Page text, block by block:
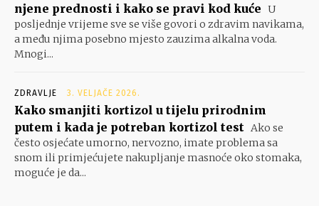
njene prednosti i kako se pravi kod kuće U
posljednje vrijeme sve se više govori o zdravim navikama,
a među njima posebno mjesto zauzima alkalna voda.
Mnogi...
ZDRAVLJE 3. VELJAČE 2026.
Kako smanjiti kortizol u tijelu prirodnim
putem i kada je potreban kortizol test Ako se
često osjećate umorno, nervozno, imate problema sa
snom ili primjećujete nakupljanje masnoće oko stomaka,
moguće je da...